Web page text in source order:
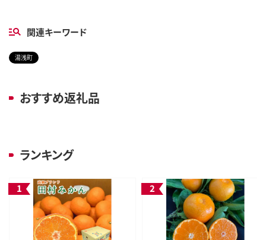
関連キーワード
湯浅町
おすすめ返礼品
ランキング